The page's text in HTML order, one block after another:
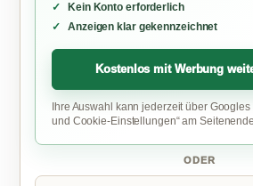
Kein Konto erforderlich
Anzeigen klar gekennzeichnet
Kostenlos mit Werbung
Ihre Auswahl kann jederzeit über
und Cookie-Einstellungen“ am
ODER